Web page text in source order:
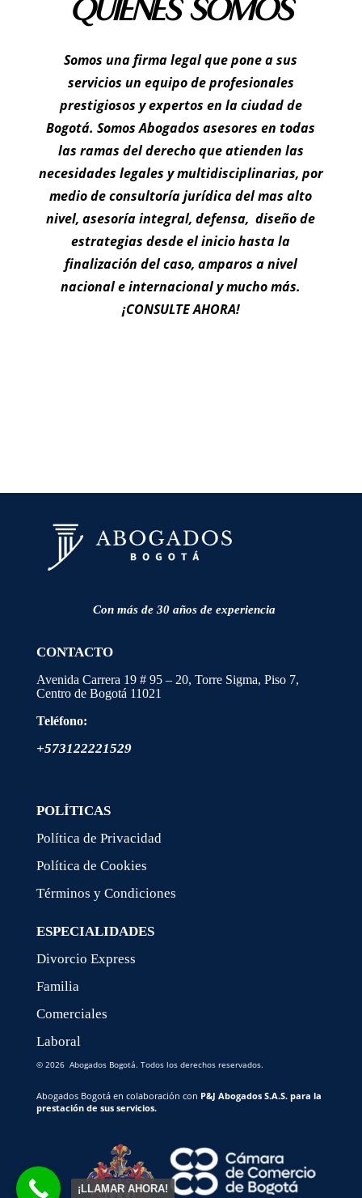
QUIENES SOMOS
Somos una firma legal que pone a sus
servicios un equipo de profesionales
prestigiosos y expertos en la ciudad de
Bogotá. Somos Abogados asesores en todas
las ramas del derecho que atienden las
necesidades legales y multidisciplinarias, por
medio de consultoría jurídica del mas alto
nivel, asesoría integral, defensa, diseño de
estrategias desde el inicio hasta la
finalización del caso, amparos a nivel
nacional e internacional y mucho más.
¡CONSULTE AHORA!
Con más de 30 años de experiencia
CONTACTO
Avenida Carrera 19 # 95 – 20, Torre Sigma, Piso 7,
Centro de Bogotá 11021
Teléfono:
+573122221529
POLÍTICAS
Política de Privacidad
Política de Cookies
Términos y Condiciones
ESPECIALIDADES
Divorcio Express
Familia
Comerciales
Laboral
© 2026 Abogados Bogotá. Todos los derechos reservados.
Abogados Bogotá en colaboración con P&J Abogados S.A.S. para la
prestación de sus servicios.
¡LLAMAR AHORA!